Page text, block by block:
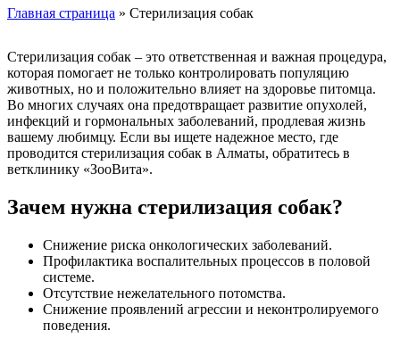
Главная страница » Стерилизация собак
Стерилизация собак – это ответственная и важная процедура,
которая помогает не только контролировать популяцию
животных, но и положительно влияет на здоровье питомца.
Во многих случаях она предотвращает развитие опухолей,
инфекций и гормональных заболеваний, продлевая жизнь
вашему любимцу. Если вы ищете надежное место, где
проводится стерилизация собак в Алматы, обратитесь в
ветклинику «ЗооВита».
Зачем нужна стерилизация собак?
Снижение риска онкологических заболеваний.
Профилактика воспалительных процессов в половой
системе.
Отсутствие нежелательного потомства.
Снижение проявлений агрессии и неконтролируемого
поведения.